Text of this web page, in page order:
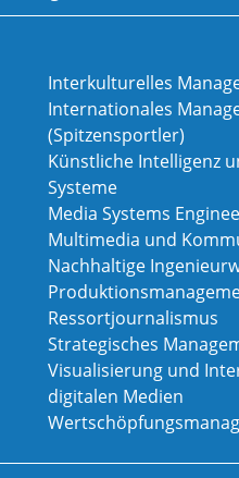
Interkulturelles
Internationales
(Spitzensportler)
Künstliche Intelligenz
Systeme
Media Systems
Multimedia und
Nachhaltige
Ressortjournalismus
Strategisches
Visualisierung und
digitalen Medien